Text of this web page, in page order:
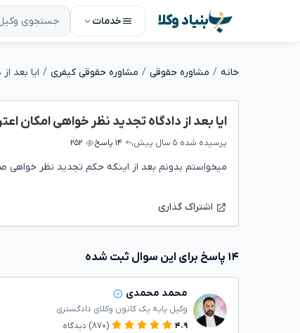
بنیاد وکلا خدمات
خانه مشاوره حقوقی مشاوره حقوقی کیفری
ایا بعد از دادگاه تجدید نظر خواهی امکان
پرسیده شده ۵ سال پیش ۱۴ پاسخ ۲۵۲
میخواستم بدونم بعد از اینکه حکم تجدید نظر
اشتراک گذاری
۱۴ پاسخ برای این سوال ثبت شده
محمد محمدی
وکیل پایه یک کانون وکلای دادگستری
۴.۹
(۸۷۰) دیدگاه